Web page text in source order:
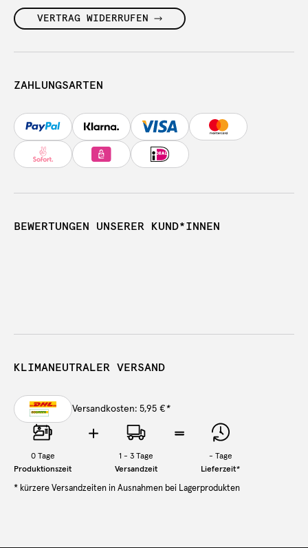
VERTRAG WIDERRUFEN
ZAHLUNGSARTEN
BEWERTUNGEN UNSERER KUND*INNEN
KLIMANEUTRALER VERSAND
Versandkosten: 5,95 €*
0Tage
Produktionszeit
1 - 3 Tage
Versandzeit
- Tage
Lieferzeit*
* kürzere Versandzeiten in Ausnahmen bei Lagerprodukten